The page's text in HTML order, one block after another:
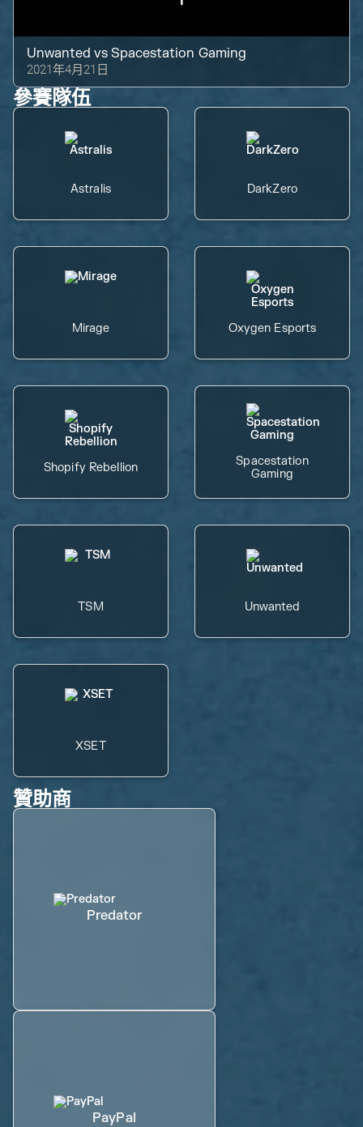
Unwanted vsSpacestation Gaming
2021年4月21日
參賽隊伍
Astralis DarkZero
Mirage Oxygen Esports
Shopify Rebellion
Spacestation
Gaming
TSM Unwanted
XSET
贊助商
Predator
PayPal